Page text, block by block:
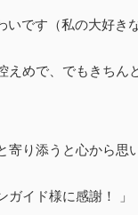
です（私の大好き
めで、でもきちん
り添うと心から思
イド様に感謝！ 」